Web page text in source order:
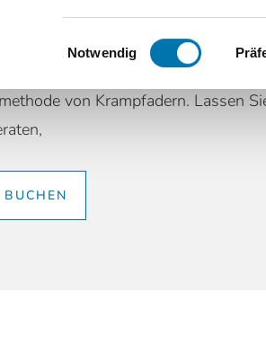
Einwilligungsauswahl
Notwendig
Sklerosierung ist eine sichere
von Krampfadern. Lassen